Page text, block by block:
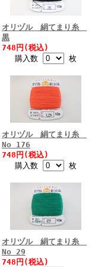
オリヅル 絹てまり糸
黒
748円(税込)
購入数
枚
オリヅル 絹てまり糸
No 176
748円(税込)
購入数
枚
オリヅル 絹てまり糸
No 29
748円(税込)